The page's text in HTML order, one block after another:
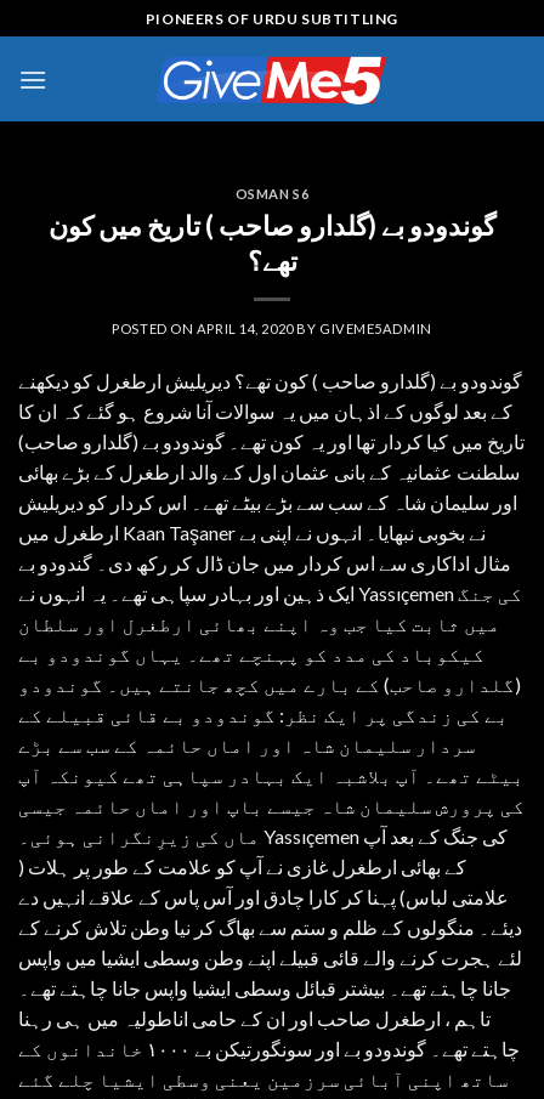
to
content
PIONEERS OF URDU SUBTITLING
OSMAN S6
گوندودو بے (گلدارو صاحب ) تاریخ میں کون
تھے؟
POSTED ON APRIL 14, 2020BY GIVEME5ADMIN
گوندودو بے (گلدارو صاحب ) کون تھے؟ دیریلیش ارطغرل کو دیکھنے
کے بعد لوگوں کے اذہان میں یہ سوالات آنا شروع ہو گئے کہ ان کا
تاریخ میں کیا کردار تھا اور یہ کون تھے۔ گوندودو بے (گلدارو صاحب)
سلطنت عثمانیہ کے بانی عثمان اول کے والد ارطغرل کے بڑے بھائی
اور سلیمان شاہ کے سب سے بڑے بیٹے تھے۔ اس کردار کو دیریلیش
ارطغرل میں Kaan Taşaner نے بخوبی نبھایا۔ انہوں نے اپنی بے
مثال اداکاری سے اس کردار میں جان ڈال کر رکھ دی۔ گندودو بے
ایک ذہین اور بہادر سپاہی تھے۔ یہ انہوں نے Yassıçemen کی جنگ
میں ثابت کیا جب وہ اپنے بھائی ارطغرل اور سلطان
کیکوباد کی مدد کو پہنچے تھے۔ یہاں گوندودو بے
(گلدارو صاحب) کے بارے میں کچھ جانتے ہیں۔ گوندودو
بے کی زندگی پر ایک نظر: گوندودو بے قائی قبیلے کے
سردار سلیمان شاہ اور اماں حائمہ کے سب سے بڑے
بیٹے تھے۔ آپ بلاشبہ ایک بہادر سپاہی تھے کیونکہ آپ
کی پرورش سلیمان شاہ جیسے باپ اور اماں حائمہ جیسی
ماں کی زیرِنگرانی ہوئی۔ Yassıçemen کی جنگ کے بعد آپ
کے بھائی ارطغرل غازی نے آپ کو علامت کے طور پر ہلات (
علامتی لباس) پہنا کر کارا چادق اور آس پاس کے علاقے انہیں دے
دیئے۔ منگولوں کے ظلم و ستم سے بھاگ کر نیا وطن تلاش کرنے کے
لئے ہجرت کرنے والے قائی قبیلے اپنے وطن وسطی ایشیا میں واپس
جانا چاہتے تھے۔ بیشتر قبائل وسطی ایشیا واپس جانا چاہتے تھے۔
تاہم ، ارطغرل صاحب اور ان کے حامی اناطولیہ میں ہی رہنا
چاہتے تھے۔ گوندودو بے اور سونگورتیکن بے ۱۰۰۰ خاندانوں کے
ساتھ اپنی آبائی سرزمین یعنی وسطی ایشیا چلے گئے